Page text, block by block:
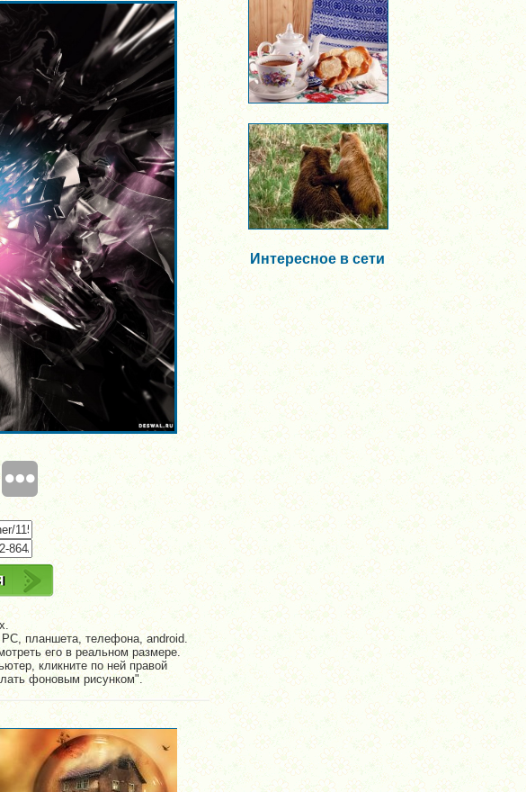
планшета, телефона, android.
его в реальном размере.
кликните по ней правой
фоновым рисунком".
Интересное в сети